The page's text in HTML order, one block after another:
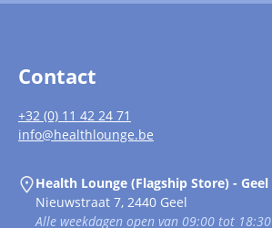
Contact
+32 (0) 11 42 24 71
info@healthlounge.be
Health Lounge (Flagship Store) - Geel
Nieuwstraat 7, 2440 Geel
Alle weekdagen open van 09:00 tot 18:30